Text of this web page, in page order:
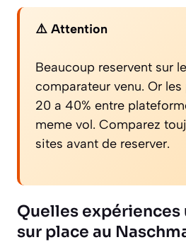
⚠️ Attention
Beaucoup reservent sur
comparateur venu. Or
20 a 40% entre
meme vol. Comparez
sites avant de reserver.
Quelles expériences
sur place au